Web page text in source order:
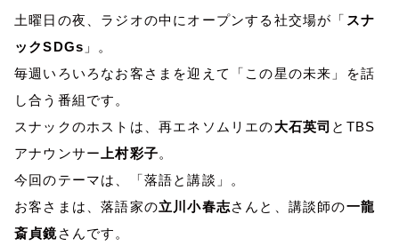
土曜日の夜、ラジオの中にオープンする社交場が「 スナ
ックSDGs 」。
毎週いろいろなお客さまを迎えて「この星の未来」を話
し合う番組です。
スナックのホストは、再エネソムリエの大石英司 とTBS
アナウンサー 上村彩子。
今回のテーマは、「落語と講談」。
お客さまは、落語家の立川小春志さんと、講談師の一龍
斎貞鏡さんです。